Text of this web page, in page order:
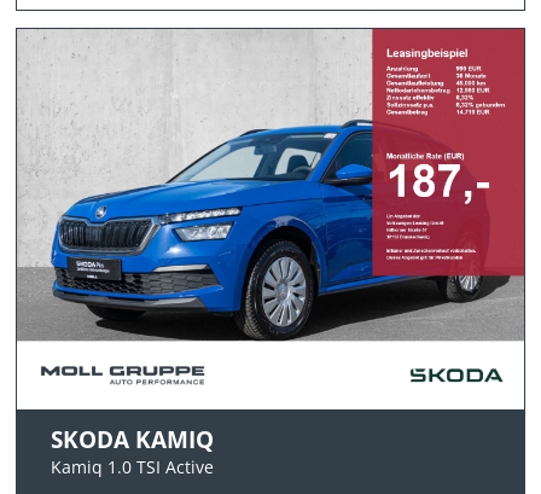
SKODA KAMIQ
Kamiq 1.0 TSI Active